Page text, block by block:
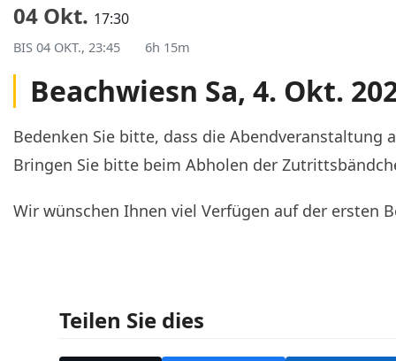
04 Okt. 17:30
BIS 04 OKT., 23:45 6h 15m
Beachwiesn Sa, 4. Okt.
Bedenken Sie bitte, dass die Abendveranstaltung
Bringen Sie bitte beim Abholen der
Wir wünschen Ihnen viel Verfügen auf der ersten
Teilen Sie dies